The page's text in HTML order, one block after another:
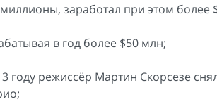
заработал при этом более
в год более $50 млн;
году режиссёр Мартин Скорсезе